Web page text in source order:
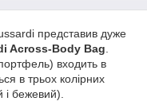
представив дуже
Across-Body Bag
входить в
в трьох колірних
бежевий).